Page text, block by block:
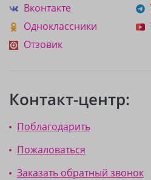
Вконтакте
Одноклассники
Отзовик
Контакт-центр:
Поблагодарить
Пожаловаться
Заказать обратный звонок